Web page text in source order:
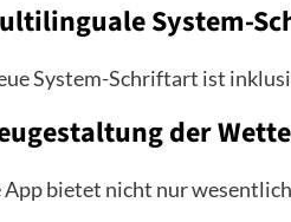
System-
System-Schriftart ist
der
App bietet nicht nur